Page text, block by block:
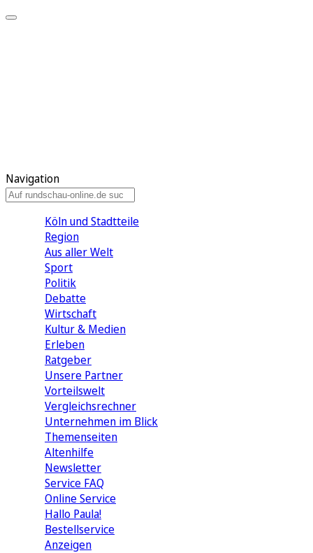
Navigation
Köln und Stadtteile
Region
Aus aller Welt
Sport
Politik
Debatte
Wirtschaft
Kultur & Medien
Erleben
Ratgeber
Unsere Partner
Vorteilswelt
Vergleichsrechner
Unternehmen im Blick
Themenseiten
Altenhilfe
Newsletter
Service FAQ
Online Service
Hallo Paula!
Bestellservice
Anzeigen